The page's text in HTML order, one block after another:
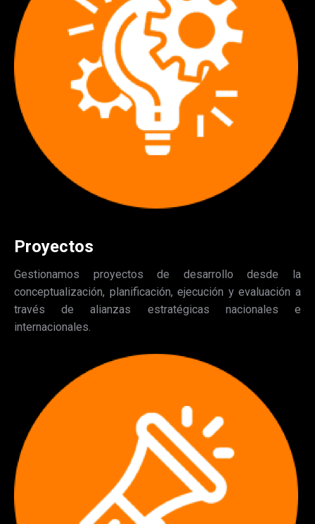
Proyectos
Gestionamos proyectos de desarrollo desde la
conceptualización, planificación, ejecución y evaluación a
través de alianzas estratégicas nacionales e
internacionales.